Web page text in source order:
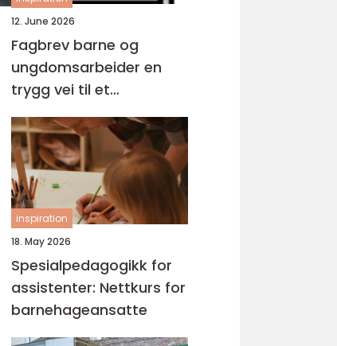
12. June 2026
Fagbrev barne og
ungdomsarbeider en
trygg vei til et
meningsfullt yrke
inspiration
18. May 2026
Spesialpedagogikk for
assistenter: Nettkurs for
barnehageansatte